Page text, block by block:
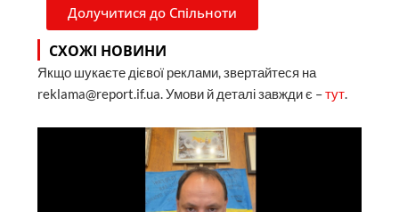
Долучитися до Спільноти
СХОЖІ НОВИНИ
Якщо шукаєте дієвої реклами, звертайтеся на
reklama@report.if.ua. Умови й деталі завжди є –тут.